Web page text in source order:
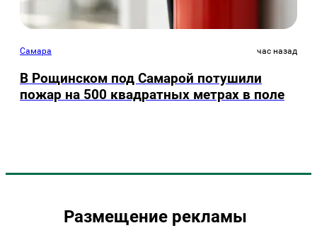
Самара час назад
В Рощинском под Самарой потушили
пожар на 500 квадратных метрах в поле
Размещение рекламы